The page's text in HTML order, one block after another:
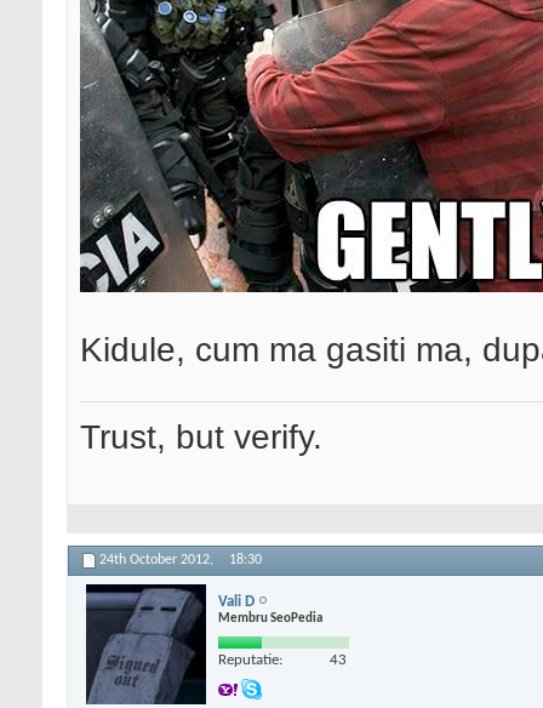
Kidule, cum ma gasiti ma,
Trust, but verify.
24th October 2012, 18:30
Vali D
Membru SeoPedia
Reputatie: 43